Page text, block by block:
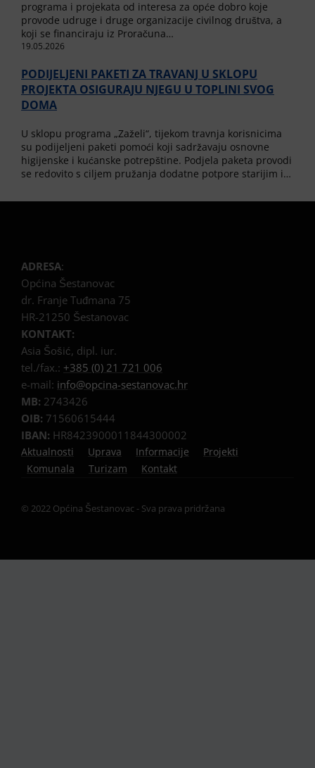
programa i projekata od interesa za opće dobro koje
provode udruge i druge organizacije civilnog društva, a
koji se financiraju iz Proračuna…
19.05.2026
PODIJELJENI PAKETI ZA TRAVANJ U SKLOPU
PROJEKTA OSIGURAJU NJEGU U TOPLINI SVOG
DOMA
U sklopu programa „Zaželi“, tijekom travnja korisnicima
su podijeljeni paketi pomoći koji sadržavaju osnovne
higijenske i kućanske potrepštine. Podjela paketa provodi
se redovito s ciljem pružanja dodatne potpore starijim i…
ADRESA:
Općina Šestanovac
dr. Franje Tuđmana 75
HR-21250 Šestanovac
KONTAKT:
Asia Šošić, dipl. iur.
tel./fax.: +385 (0) 21 721 006
e-mail: info@opcina-sestanovac.hr
MB: 2743426
OIB: 71560615444
IBAN: HR8423900011844300002
Aktualnosti Uprava Informacije
Projekti
Komunala
Turizam Kontakt
© 2022 Općina Šestanovac - Sva prava pridržana